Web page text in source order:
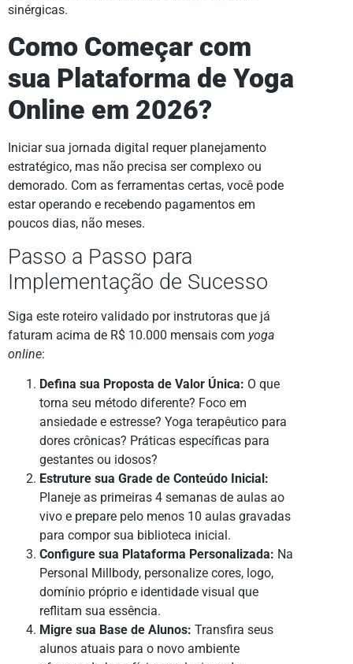
sinérgicas.
Como Começar com
sua Plataforma de Yoga
Online em 2026?
Iniciar sua jornada digital requer planejamento
estratégico, mas não precisa ser complexo ou
demorado. Com as ferramentas certas, você pode
estar operando e recebendo pagamentos em
poucos dias, não meses.
Passo a Passo para
Implementação de Sucesso
Siga este roteiro validado por instrutoras que já
faturam acima de R$ 10.000 mensais com yoga
online:
Defina sua Proposta de Valor Única: O que
torna seu método diferente? Foco em
ansiedade e estresse? Yoga terapêutico para
dores crônicas? Práticas específicas para
gestantes ou idosos?
Estruture sua Grade de Conteúdo Inicial:
Planeje as primeiras 4 semanas de aulas ao
vivo e prepare pelo menos 10 aulas gravadas
para compor sua biblioteca inicial.
Configure sua Plataforma Personalizada: Na
Personal Millbody, personalize cores, logo,
domínio próprio e identidade visual que
reflitam sua essência.
Migre sua Base de Alunos: Transfira seus
alunos atuais para o novo ambiente